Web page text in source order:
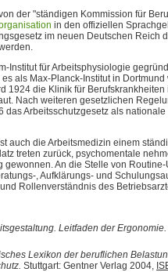
der "ständigen Kommission für
in den offiziellen
im neuen Deutschen Reich
Institut für Arbeitsphysiologie
als Max-Planck-Institut in
1924 die Klinik für
Nach weiteren gesetzlichen
das Arbeitsschutzgesetz als
auch die Arbeitsmedizin einem
treten zurück, psychomentale
gewonnen. An die Stelle von
, Aufklärungs- und
Rollenverständnis des
Leitfaden der Ergonomie.
Lexikon der beruflichen
Stuttgart: Gentner Verlag 2004,